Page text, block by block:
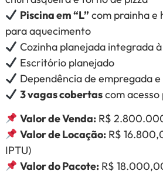
Piscina em “L” com prainha e
para aquecimento
Cozinha planejada integrada
Escritório planejado
Dependência de empregada
3 vagas cobertascom acesso
Valor de Venda:R$
Valor de Locação:R$
IPTU)
Valor do Pacote:R$